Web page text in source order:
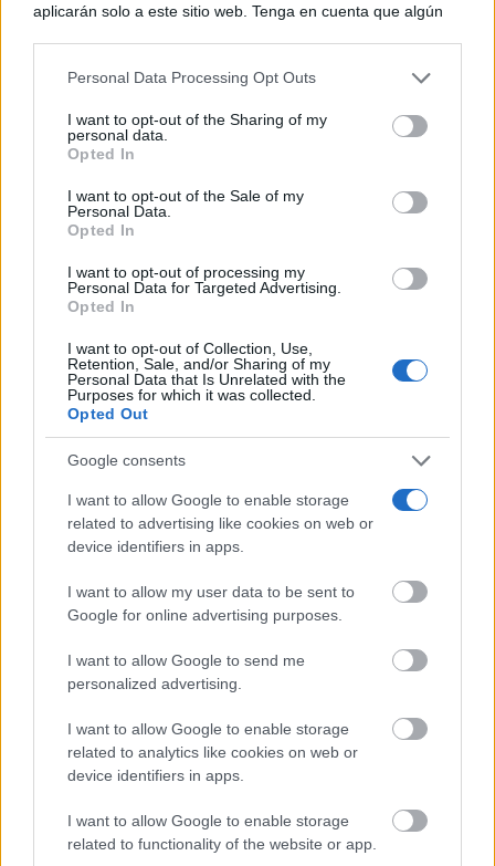
aplicarán solo a este sitio web. Tenga en cuenta que algún
rechazar tal procesamiento. Puede cambiar sus preferencias
a este sitio y haciendo clic en el botón "Privacidad" en la
parte inferior de la página web.
Please note that this website/app uses one or more Google
services and may gather and store information including but
not limited to your visit or usage behaviour. You may click to
use your data for below specified purposes in below Google
consent section.
Personal Data Processing Opt Outs
I want to opt-out of the Sharing of my
personal data.
Opted In
I want to opt-out of the Sale of my
Personal Data.
Opted In
I want to opt-out of processing my
Personal Data for Targeted Advertising.
Opted In
I want to opt-out of Collection, Use,
Retention, Sale, and/or Sharing of my
Personal Data that Is Unrelated with the
Purposes for which it was collected.
Opted Out
Google consents
I want to allow Google to enable storage
related to advertising like cookies on web or
device identifiers in apps.
I want to allow my user data to be sent to
Google for online advertising purposes.
I want to allow Google to send me
personalized advertising.
I want to allow Google to enable storage
related to analytics like cookies on web or
device identifiers in apps.
I want to allow Google to enable storage
related to functionality of the website or app.